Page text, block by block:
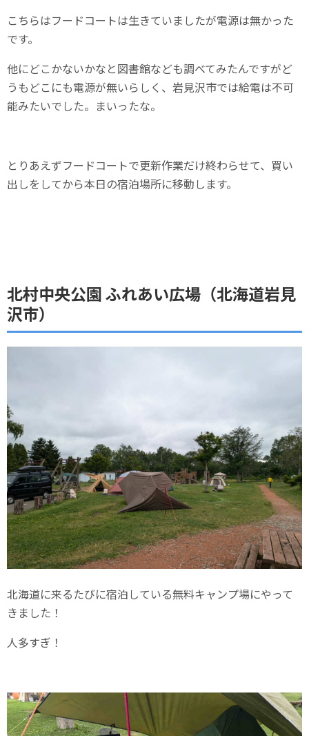
こちらはフードコートは生きていましたが電源は無かった
です。
他にどこかないかなと図書館なども調べてみたんですがど
うもどこにも電源が無いらしく、岩見沢市では給電は不可
能みたいでした。まいったな。
とりあえずフードコートで更新作業だけ終わらせて、買い
出しをしてから本日の宿泊場所に移動します。
北村中央公園 ふれあい広場（北海道岩見
沢市）
北海道に来るたびに宿泊している無料キャンプ場にやって
きました！
人多すぎ！